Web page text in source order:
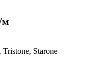
м
Starone